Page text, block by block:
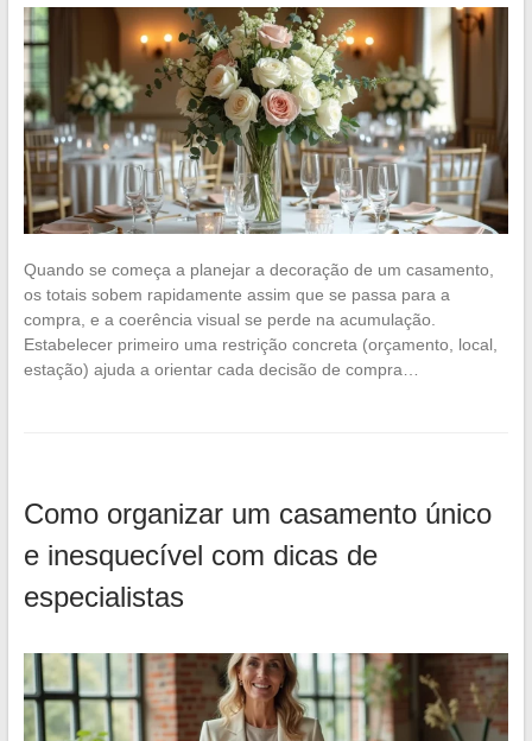
Quando se começa a planejar a decoração de um casamento,
os totais sobem rapidamente assim que se passa para a
compra, e a coerência visual se perde na acumulação.
Estabelecer primeiro uma restrição concreta (orçamento, local,
estação) ajuda a orientar cada decisão de compra…
Como organizar um casamento único
e inesquecível com dicas de
especialistas